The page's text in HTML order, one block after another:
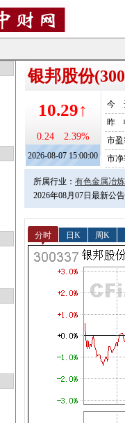
银邦股份
10.29↑
0.24 2.39%
2026-08-07 15:00:00
今
昨
市盈
市净
所属行业： 有色金属冶
2026年08月07日最新公告
分时 日K 周K